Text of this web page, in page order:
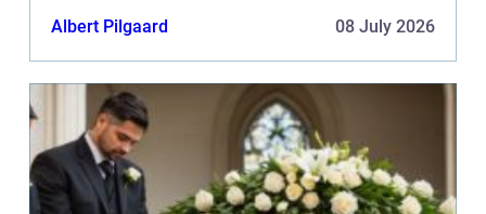
Albert Pilgaard 08 July 2026